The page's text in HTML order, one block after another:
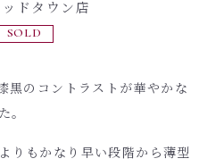
ドタウン店
SOLD
黒のコントラストが華やかな
。
りもかなり早い段階から薄型